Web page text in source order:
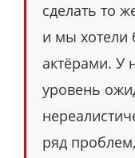
сделать то
и мы хотели
актёрами. У
уровень
ряд